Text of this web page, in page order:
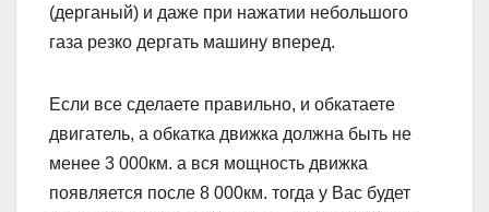
(дерганый) и даже при нажатии небольшого
газа резко дергать машину вперед.
Если все сделаете правильно, и обкатаете
двигатель, а обкатка движка должна быть не
менее 3 000км. а вся мощность движка
появляется после 8 000км. тогда у Вас будет